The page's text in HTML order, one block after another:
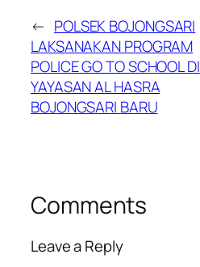
← POLSEK BOJONGSARI
LAKSANAKAN PROGRAM
POLICE GO TO SCHOOL DI
YAYASAN AL HASRA
BOJONGSARI BARU
Comments
Leave a Reply